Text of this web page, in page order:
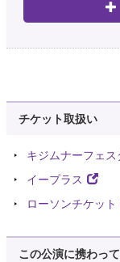
チケット取扱い
キジムナーフェス
イープラス
ローソンチケット
この公演に携わっ